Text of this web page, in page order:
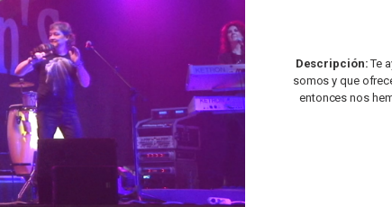
Descripción:Te
somos y que
entonces nos